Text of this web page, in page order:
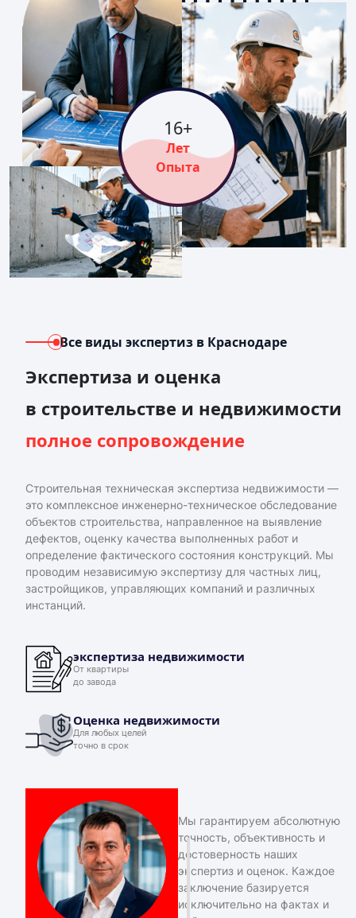
16+
Лет
Опыта
Все виды экспертиз в Краснодаре
Экспертиза и оценка
в строительстве и недвижимости
полное сопровождение
Строительная техническая экспертиза недвижимости —
это комплексное инженерно-техническое обследование
объектов строительства, направленное на выявление
дефектов, оценку качества выполненных работ и
определение фактического состояния конструкций. Мы
проводим независимую экспертизу для частных лиц,
застройщиков, управляющих компаний и различных
инстанций.
экспертиза недвижимости
От квартиры
до завода
Оценка недвижимости
Для любых целей
точно в срок
Мы гарантируем абсолютную
точность, объективность и
достоверность наших
экспертиз и оценок. Каждое
заключение базируется
исключительно на фактах и